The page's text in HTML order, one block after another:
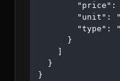
"price":
"unit":
"type":
      }
  }
}